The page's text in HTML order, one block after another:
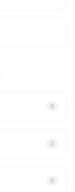
0
0
0